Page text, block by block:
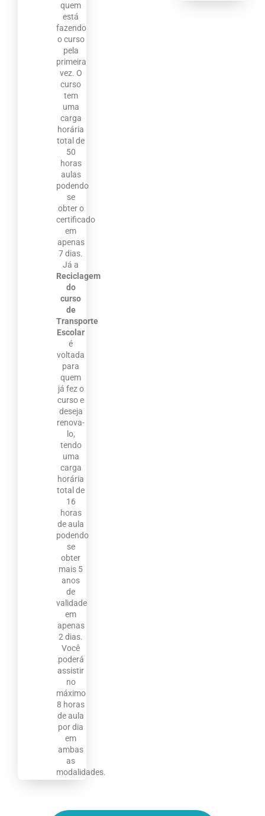
quem
está
fazendo
o curso
pela
primeira
vez. O
curso
tem
uma
carga
horária
total de
50
horas
aulas
podendo
se
obter o
certificado
em
apenas
7 dias.
Já a
Reciclagem
do
curso
de
Transporte
Escolar
é
voltada
para
quem
já fez o
curso e
deseja
renova-
lo,
tendo
uma
carga
horária
total de
16
horas
de aula
podendo
se
obter
mais 5
anos
de
validade
em
apenas
2 dias.
Você
poderá
assistir
no
máximo
8 horas
de aula
por dia
em
ambas
as
modalidades.